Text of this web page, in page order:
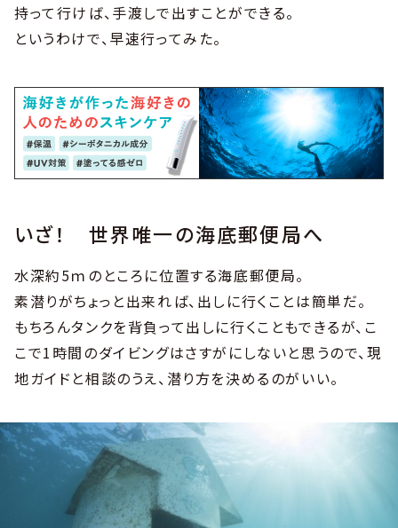
持って行けば、手渡しで出すことができる。
というわけで、早速行ってみた。
いざ！ 世界唯一の海底郵便局へ
水深約5ｍのところに位置する海底郵便局。
素潜りがちょっと出来れば、出しに行くことは簡単だ。
もちろんタンクを背負って出しに行くこともできるが、こ
こで1時間のダイビングはさすがにしないと思うので、現
地ガイドと相談のうえ、潜り方を決めるのがいい。